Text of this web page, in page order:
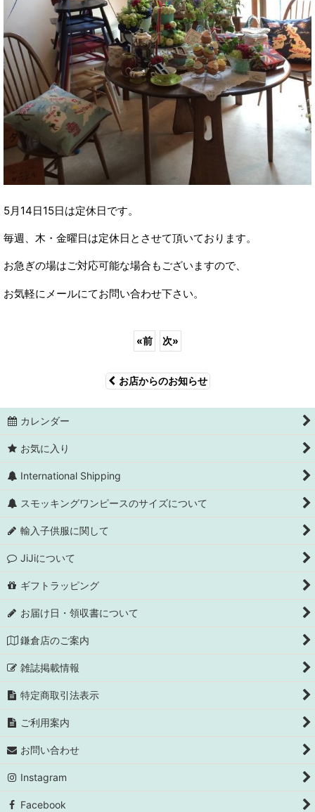
5月14日15日は定休日です。
毎週、木・金曜日は定休日とさせて頂いております。
お急ぎの場はご対応可能な場合もございますので、
お気軽にメールにてお問い合わせ下さい。
«前 次»
お店からのお知らせ
カレンダー
お気に入り
International Shipping
スモッキングワンピースのサイズについて
輸入子供服に関して
JiJiについて
ギフトラッピング
お届け日・領収書について
鎌倉店のご案内
雑誌掲載情報
特定商取引法表示
ご利用案内
お問い合わせ
Instagram
Facebook